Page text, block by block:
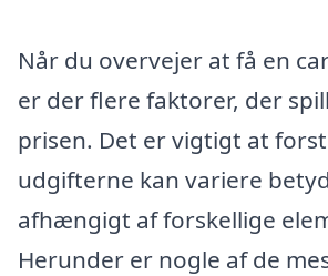
Når du overvejer at få en
er der flere faktorer, der
prisen. Det er vigtigt at
udgifterne kan variere
afhængigt af forskellige
Herunder er nogle af de